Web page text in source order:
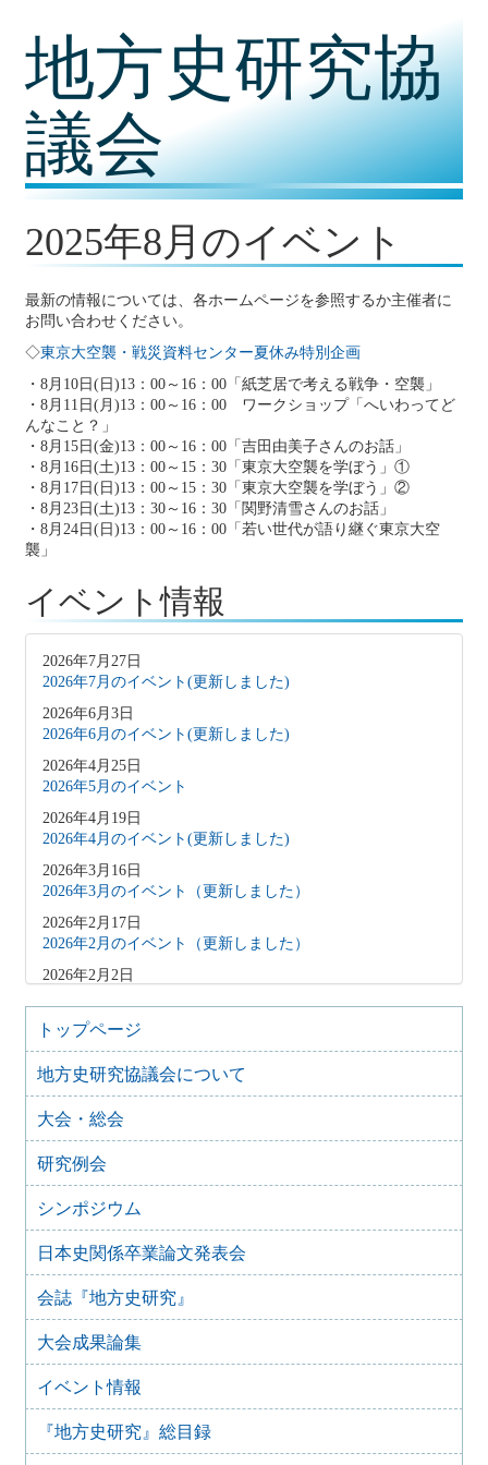
地方史研究協
議会
2025年8月のイベント
最新の情報については、各ホームページを参照するか主催者に
お問い合わせください。
◇東京大空襲・戦災資料センター夏休み特別企画
・8月10日(日)13：00～16：00「紙芝居で考える戦争・空襲」
・8月11日(月)13：00～16：00 ワークショップ「へいわってど
んなこと？」
・8月15日(金)13：00～16：00「吉田由美子さんのお話」
・8月16日(土)13：00～15：30「東京大空襲を学ぼう」①
・8月17日(日)13：00～15：30「東京大空襲を学ぼう」②
・8月23日(土)13：30～16：30「関野清雪さんのお話」
・8月24日(日)13：00～16：00「若い世代が語り継ぐ東京大空
襲」
イベント情報
2026年7月27日
2026年7月のイベント(更新しました)
2026年6月3日
2026年6月のイベント(更新しました)
2026年4月25日
2026年5月のイベント
2026年4月19日
2026年4月のイベント(更新しました)
2026年3月16日
2026年3月のイベント（更新しました）
2026年2月17日
2026年2月のイベント（更新しました）
2026年2月2日
2026年1月9日
2026年1月のイベント(更新しました)
2025年12月10日
2025年12月のイベント
2025年10月31日
2025年11月のイベント（更新しました）
2025年9月20日
2025年10月のイベント(更新しました)
2025年8月のイベント
2025年7月27日
2025年7月のイベント(更新しました)
2025年6月2日
2025年6月のイベント
2025年4月26日
2025年5月のイベント
2025年4月25日
トップページ
地方史研究協議会について
大会・総会
研究例会
シンポジウム
日本史関係卒業論文発表会
会誌『地方史研究』
大会成果論集
イベント情報
『地方史研究』総目録